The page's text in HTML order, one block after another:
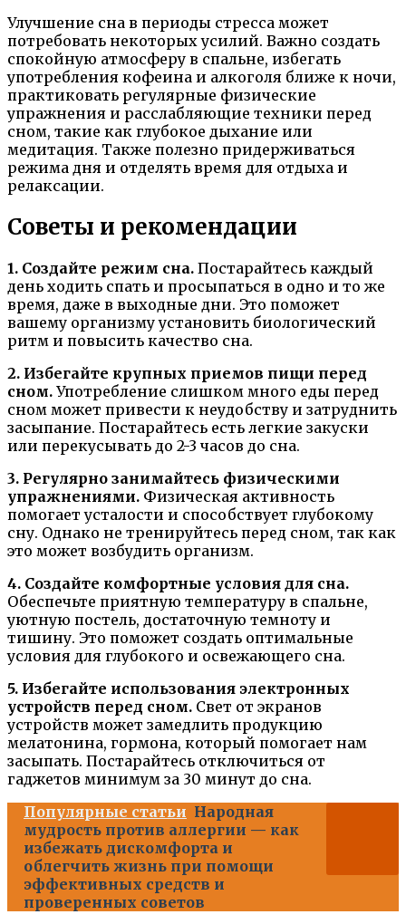
Улучшение сна в периоды стресса может
потребовать некоторых усилий. Важно создать
спокойную атмосферу в спальне, избегать
употребления кофеина и алкоголя ближе к ночи,
практиковать регулярные физические
упражнения и расслабляющие техники перед
сном, такие как глубокое дыхание или
медитация. Также полезно придерживаться
режима дня и отделять время для отдыха и
релаксации.
Советы и рекомендации
1. Создайте режим сна. Постарайтесь каждый
день ходить спать и просыпаться в одно и то же
время, даже в выходные дни. Это поможет
вашему организму установить биологический
ритм и повысить качество сна.
2. Избегайте крупных приемов пищи перед
сном. Употребление слишком много еды перед
сном может привести к неудобству и затруднить
засыпание. Постарайтесь есть легкие закуски
или перекусывать до 2-3 часов до сна.
3. Регулярно занимайтесь физическими
упражнениями. Физическая активность
помогает усталости и способствует глубокому
сну. Однако не тренируйтесь перед сном, так как
это может возбудить организм.
4. Создайте комфортные условия для сна.
Обеспечьте приятную температуру в спальне,
уютную постель, достаточную темноту и
тишину. Это поможет создать оптимальные
условия для глубокого и освежающего сна.
5. Избегайте использования электронных
устройств перед сном. Свет от экранов
устройств может замедлить продукцию
мелатонина, гормона, который помогает нам
засыпать. Постарайтесь отключиться от
гаджетов минимум за 30 минут до сна.
Популярные статьи Народная
мудрость против аллергии — как
избежать дискомфорта и
облегчить жизнь при помощи
эффективных средств и
проверенных советов